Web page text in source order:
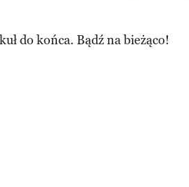
do końca. Bądź na bieżąco!